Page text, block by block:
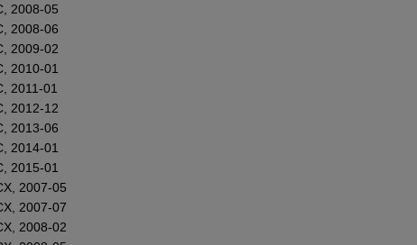
2008-05
2008-06
2009-02
2010-01
2011-01
2012-12
2013-06
2014-01
2015-01
2007-05
2007-07
2008-02